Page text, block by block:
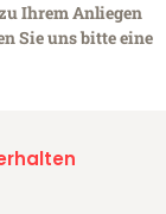
Ihrem Anliegen
Sie uns bitte eine